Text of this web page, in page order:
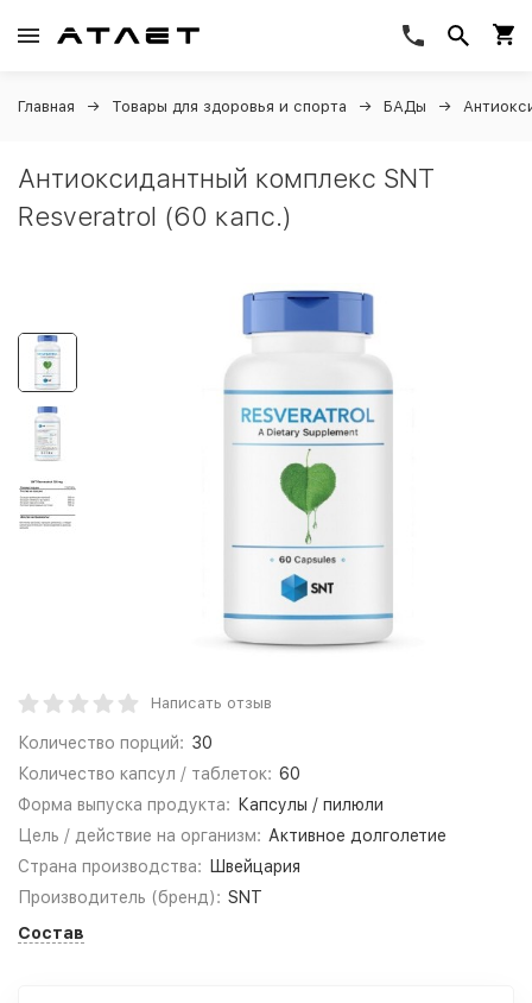
Главная Товары для здоровья и спорта БАДы
Антиоксидантный комплекс SNT
Resveratrol (60 капс.)
Написать отзыв
Количество порций: 30
Количество капсул / таблеток: 60
Форма выпуска продукта:
Капсулы / пилюли
Цель / действие на организм: Активное долголетие
Страна производства:
Швейцария
Производитель (бренд): SNT
Состав